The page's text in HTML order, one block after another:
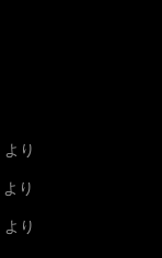
より
より
より